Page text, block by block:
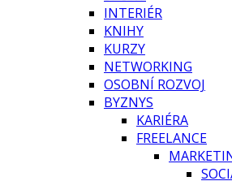
INTERIÉR
KNIHY
KURZY
NETWORKING
OSOBNÍ ROZVOJ
BYZNYS
KARIÉRA
FREELANCE